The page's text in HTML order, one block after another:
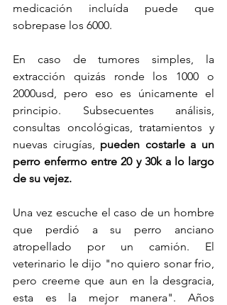
medicación incluída puede que
sobrepase los 6000.
En caso de tumores simples, la
extracción quizás ronde los 1000 o
2000usd, pero eso es únicamente el
principio. Subsecuentes análisis,
consultas oncológicas, tratamientos y
nuevas cirugías, pueden costarle a un
perro enfermo entre 20 y 30k a lo largo
de su vejez.
Una vez escuche el caso de un hombre
que perdió a su perro anciano
atropellado por un camión. El
veterinario le dijo "no quiero sonar frio,
pero creeme que aun en la desgracia,
esta es la mejor manera". Años